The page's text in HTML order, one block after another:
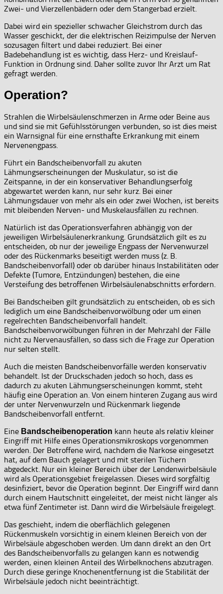
Zwei- und Vierzellenbädern oder dem Stangerbad erzielt.
Dabei wird ein spezieller schwacher Gleichstrom durch das
Wasser geschickt, der die elektrischen Reizimpulse der Nerven
sozusagen filtert und dabei reduziert. Bei einer
Badebehandlung ist es wichtig, dass Herz- und Kreislauf-
Funktion in Ordnung sind. Daher sollte zuvor Ihr Arzt um Rat
gefragt werden.
Operation?
Strahlen die Wirbelsäulenschmerzen in Arme oder Beine aus
und sind sie mit Gefühlsstörungen verbunden, so ist dies meist
ein Warnsignal für eine ernsthafte Erkrankung mit einem
Nervenengpass.
Führt ein Bandscheibenvorfall zu akuten
Lähmungserscheinungen der Muskulatur, so ist die
Zeitspanne, in der ein konservativer Behandlungserfolg
abgewartet werden kann, nur sehr kurz. Bei einer
Lähmungsdauer von mehr als ein oder zwei Wochen, ist bereits
mit bleibenden Nerven- und Muskelausfällen zu rechnen.
Natürlich ist das Operationsverfahren abhängig von der
jeweiligen Wirbelsäulenerkrankung. Grundsätzlich gilt es zu
entscheiden, ob nur der jeweilige Engpass der Nervenwurzel
oder des Rückenmarks beseitigt werden muss (z. B.
Bandscheibenvorfall) oder ob darüber hinaus Instabilitäten oder
Defekte (Tumore, Entzündungen) bestehen, die eine
Versteifung des betroffenen Wirbelsäulenabschnitts erfordern.
Bei Bandscheiben gilt grundsätzlich zu entscheiden, ob es sich
lediglich um eine Bandscheibenvorwölbung oder um einen
regelrechten Bandscheibenvorfall handelt.
Bandscheibenvorwölbungen führen in der Mehrzahl der Fälle
nicht zu Nervenausfällen, so dass sich die Frage zur Operation
nur selten stellt.
Auch die meisten Bandscheibenvorfälle werden konservativ
behandelt. Ist der Druckschaden jedoch so hoch, dass es
dadurch zu akuten Lähmungserscheinungen kommt, steht
häufig eine Operation an. Von einem hinteren Zugang aus wird
der unter Nervenwurzeln und Rückenmark liegende
Bandscheibenvorfall entfernt.
Eine Bandscheibenoperation kann heute als relativ kleiner
Eingriff mit Hilfe eines Operationsmikroskops vorgenommen
werden. Der Betroffene wird, nachdem die Narkose eingesetzt
hat, auf dem Bauch gelagert und mit sterilen Tüchern
abgedeckt. Nur ein kleiner Bereich über der Lendenwirbelsäule
wird als Operationsgebiet freigelassen. Dieses wird sorgfältig
desinfiziert, bevor die Operation beginnt. Der Eingriff wird dann
durch einem Hautschnitt eingeleitet, der meist nicht länger als
etwa fünf Zentimeter ist. Dann wird die Wirbelsäule freigelegt.
Das geschieht, indem die oberflächlich gelegenen
Rückenmuskeln vorsichtig in einem kleinen Bereich von der
Wirbelsäule abgeschoben werden. Um dann direkt an den Ort
des Bandscheibenvorfalls zu gelangen kann es notwendig
werden, einen kleinen Anteil des Wirbelknochens abzutragen.
Durch diese geringe Knochenentfernung ist die Stabilität der
Wirbelsäule jedoch nicht beeinträchtigt.